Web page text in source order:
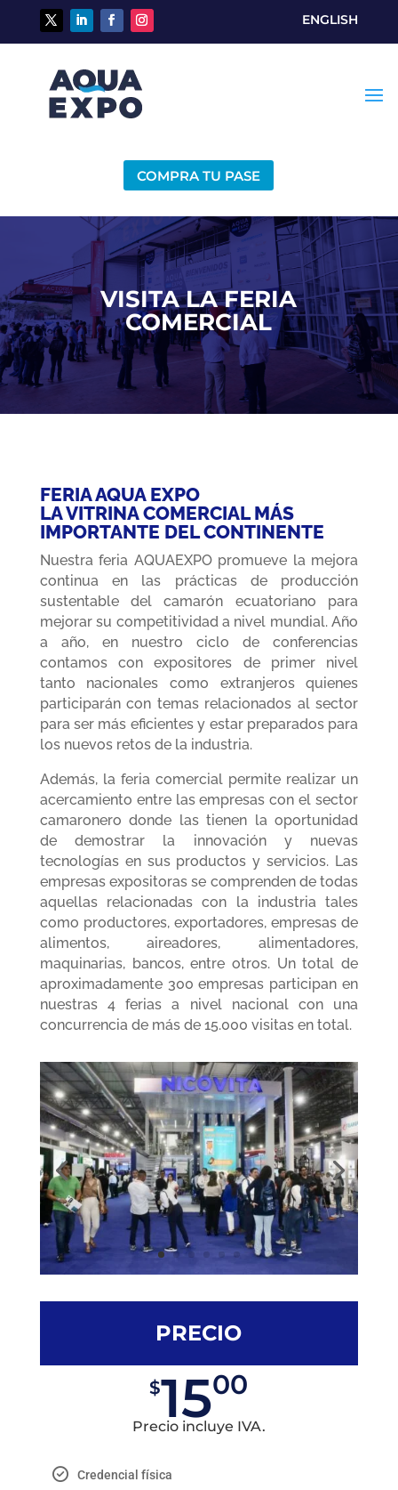
ENGLISH
COMPRA TU PASE
VISITA LA FERIA
COMERCIAL
FERIA AQUA EXPO
LA VITRINA COMERCIAL MÁS
IMPORTANTE DEL CONTINENTE
Nuestra feria AQUAEXPO promueve la mejora
continua en las prácticas de producción
sustentable del camarón ecuatoriano para
mejorar su competitividad a nivel mundial. Año
a año, en nuestro ciclo de conferencias
contamos con expositores de primer nivel
tanto nacionales como extranjeros quienes
participarán con temas relacionados al sector
para ser más eficientes y estar preparados para
los nuevos retos de la industria.
Además, la feria comercial permite realizar un
acercamiento entre las empresas con el sector
camaronero donde las tienen la oportunidad
de demostrar la innovación y nuevas
tecnologías en sus productos y servicios. Las
empresas expositoras se comprenden de todas
aquellas relacionadas con la industria tales
como productores, exportadores, empresas de
alimentos, aireadores, alimentadores,
maquinarias, bancos, entre otros. Un total de
aproximadamente 300 empresas participan en
nuestras 4 ferias a nivel nacional con una
concurrencia de más de 15.000 visitas en total.
PRECIO
$1500
Precio incluye IVA.
Credencial física